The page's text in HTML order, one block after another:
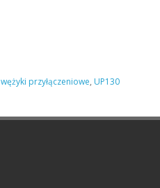
wężyki przyłączeniowe, UP130